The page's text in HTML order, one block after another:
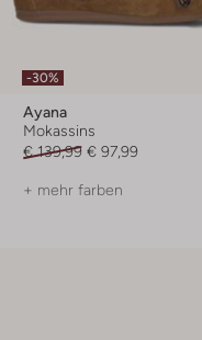
-30%
Ayana
Mokassins
€ 139,99 € 97,99
+ mehr farben